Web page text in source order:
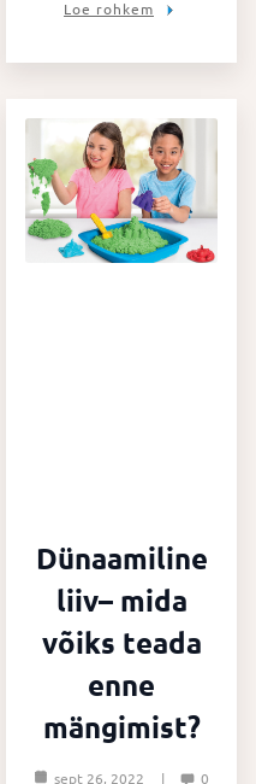
Loe rohkem
Dünaamiline
liiv– mida
võiks teada
enne
mängimist?
sept 26, 2022 0